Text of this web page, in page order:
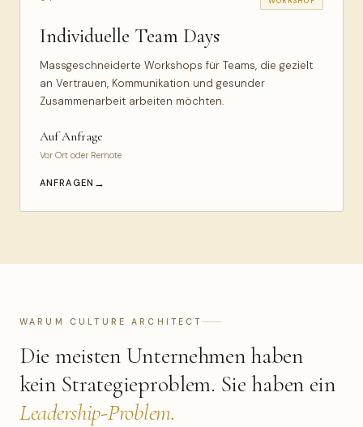
Individuelle Team Days
Massgeschneiderte Workshops für Teams, die gezielt
an Vertrauen, Kommunikation und gesunder
Zusammenarbeit arbeiten möchten.
Auf Anfrage
Vor Ort oder Remote
ANFRAGEN
WARUM CULTURE ARCHITECT
Die meisten Unternehmen haben
kein Strategie­problem. Sie haben ein
Leadership-Problem.